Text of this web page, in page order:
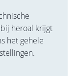
heroal krijgt
het gehele